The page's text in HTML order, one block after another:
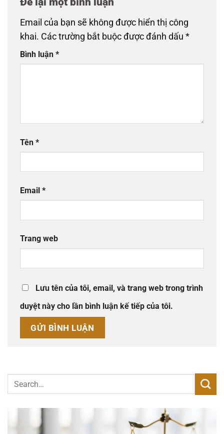
Email của bạn sẽ không được hiển thị công
khai. Các trường bắt buộc được đánh dấu *
Bình luận *
Tên *
Email *
Trang web
Lưu tên của tôi, email, và trang web trong trình
duyệt này cho lần bình luận kế tiếp của tôi.